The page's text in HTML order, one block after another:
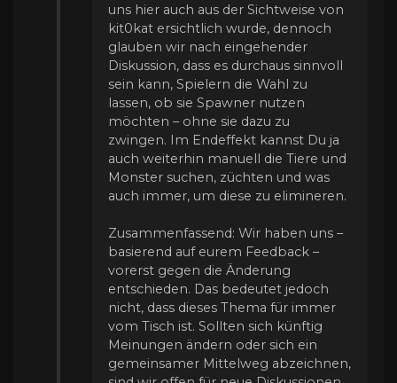
uns hier auch aus der Sichtweise von
kit0kat ersichtlich wurde, dennoch
glauben wir nach eingehender
Diskussion, dass es durchaus sinnvoll
sein kann, Spielern die Wahl zu
lassen, ob sie Spawner nutzen
möchten – ohne sie dazu zu
zwingen. Im Endeffekt kannst Du ja
auch weiterhin manuell die Tiere und
Monster suchen, züchten und was
auch immer, um diese zu elimineren.
Zusammenfassend: Wir haben uns –
basierend auf eurem Feedback –
vorerst gegen die Änderung
entschieden. Das bedeutet jedoch
nicht, dass dieses Thema für immer
vom Tisch ist. Sollten sich künftig
Meinungen ändern oder sich ein
gemeinsamer Mittelweg abzeichnen,